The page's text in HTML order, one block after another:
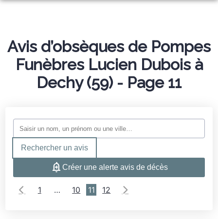
ORGANISER DES OBSÈQUES
PRÉVOIR SES OBSÈQUES
MONUMENTS FUNÉRAIRES
NOS AGENCES
AGENCE DE RAIMBEAUCOURT
AGENCE DE CUINCY
ESPACES HOMMAGES
NOTRE CHAMBRE FUNÉRAIRE
Avis d’obsèques de Pompes
Funèbres Lucien Dubois à
Dechy (59) - Page 11
Rechercher un avis
Créer une alerte avis de décès
1 … 10 11 12